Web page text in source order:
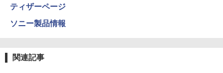
ティザーページ
ソニー製品情報
関連記事